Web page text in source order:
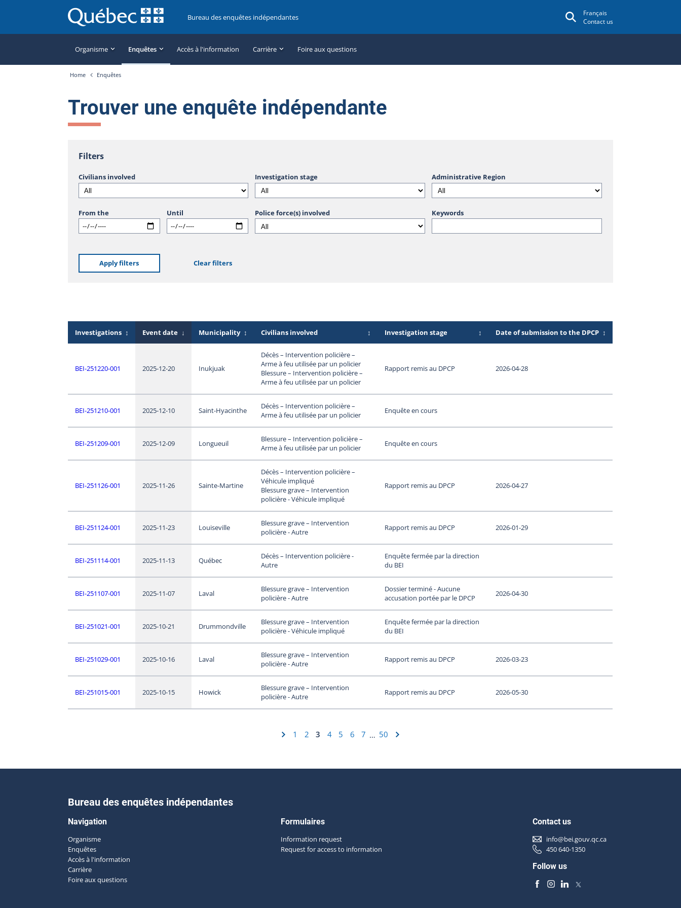
Bureau des enquêtes indépendantes
Français
Contact us
Organisme Enquêtes Accès à l'information Carrière Foire aux questions
Home Enquêtes
Trouver une enquête indépendante
Filters
Civilians involved Investigation stage Administrative Region
From the Until Police force(s) involved Keywords
Apply filters Clear filters
Investigations ↕ Event date ↓ Municipality ↕ Civilians involved ↕ Investigation stage ↕ Date of submission to the DPCP ↕
BEI-251220-001 2025-12-20 Inukjuak
Décès – Intervention policière –
Arme à feu utilisée par un policier
Blessure – Intervention policière –
Arme à feu utilisée par un policier
Rapport remis au DPCP 2026-04-28
BEI-251210-001 2025-12-10 Saint-Hyacinthe
Décès – Intervention policière –
Arme à feu utilisée par un policier
Enquête en cours
BEI-251209-001 2025-12-09 Longueuil
Blessure – Intervention policière –
Arme à feu utilisée par un policier
Enquête en cours
BEI-251126-001 2025-11-26 Sainte-Martine
Décès – Intervention policière –
Véhicule impliqué
Blessure grave – Intervention
policière - Véhicule impliqué
Rapport remis au DPCP 2026-04-27
BEI-251124-001 2025-11-23 Louiseville
Blessure grave – Intervention
policière - Autre
Rapport remis au DPCP 2026-01-29
BEI-251114-001 2025-11-13 Québec
Décès – Intervention policière -
Autre
Enquête fermée par la direction
du BEI
BEI-251107-001 2025-11-07 Laval
Blessure grave – Intervention
policière - Autre
Dossier terminé - Aucune
accusation portée par le DPCP
2026-04-30
BEI-251021-001 2025-10-21 Drummondville
Blessure grave – Intervention
policière - Véhicule impliqué
Enquête fermée par la direction
du BEI
BEI-251029-001 2025-10-16 Laval
Blessure grave – Intervention
policière - Autre
Rapport remis au DPCP 2026-03-23
BEI-251015-001 2025-10-15 Howick
Blessure grave – Intervention
policière - Autre
Rapport remis au DPCP 2026-05-30
1 2 3 4 5 6 7 … 50
Bureau des enquêtes indépendantes
Navigation
Organisme
Enquêtes
Accès à l'information
Carrière
Foire aux questions
Formulaires
Information request
Request for access to information
Contact us
info@bei.gouv.qc.ca
450 640-1350
Follow us